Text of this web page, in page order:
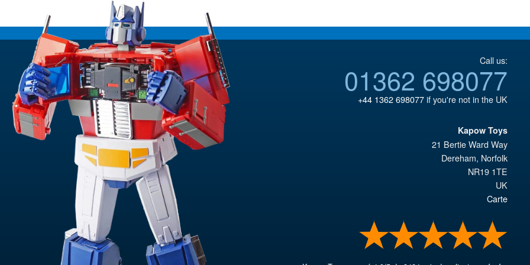
Call us:
01362 698077
+44 1362 698077if you're not in the UK
Kapow Toys
21 Bertie Ward Way
Dereham, Norfolk
NR19 1TE
UK
Carte